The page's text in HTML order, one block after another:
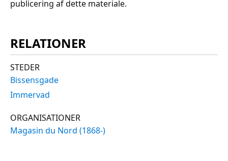
publicering af dette materiale.
RELATIONER
STEDER
Bissensgade
Immervad
ORGANISATIONER
Magasin du Nord (1868-)